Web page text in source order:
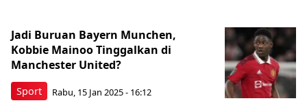
Sport
Jadi Buruan Bayern Munchen,
Kobbie Mainoo Tinggalkan di
Manchester United?
Rabu, 15 Jan 2025 - 16:12